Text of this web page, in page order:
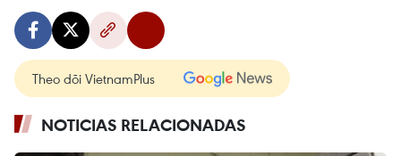
Theo dõi VietnamPlus
NOTICIAS RELACIONADAS